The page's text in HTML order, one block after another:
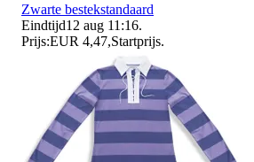
Zwarte bestekstandaard
Eindtijd12 aug 11:16.
Prijs:EUR 4,47,Startprijs.